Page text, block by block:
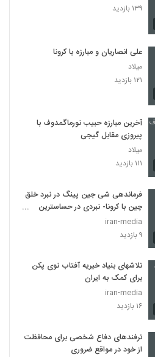
۱۳۹ بازدید
علی انصاریان و مبارزه با کرونا
میلاد
۱۲۱ بازدید
آخرین مبارزه حبیب نورماگمدوف با
پیروزی مقابل گیجی
میلاد
۱۱۱ بازدید
فرماندهی شی جین پینگ در نبرد خلق
چین با کرونا- نبردی در حساسترین
جبهه
iran-media
۹ بازدید
تلاشهای بنیاد خیریه آفتاب نوی پکن
برای کمک به ایران
iran-media
۱۶ بازدید
ترفندهای دفاع شخصی برای محافظت
از خود در مواقع ضروری